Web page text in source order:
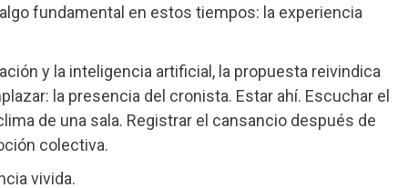
fundamental en estos tiempos: la experiencia
y la inteligencia artificial, la propuesta reivindica
la presencia del cronista. Estar ahí. Escuchar el
de una sala. Registrar el cansancio después de
colectiva.
vivida.